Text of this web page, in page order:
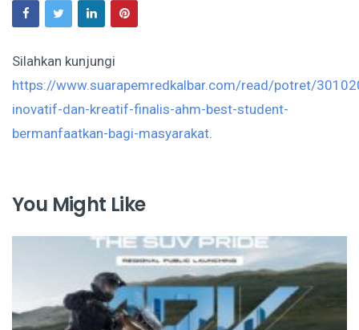
Silahkan kunjungi
https://www.suarapemredkalbar.com/read/potret/
inovatif-dan-kreatif-finalis-ahm-best-student-
bermanfaatkan-bagi-masyarakat.
You Might Like